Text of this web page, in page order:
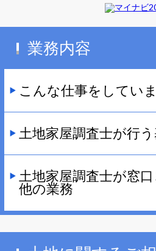
業務内容
こんな仕事をしてい
土地家屋調査士が行
土地家屋調査士が窓
他の業務